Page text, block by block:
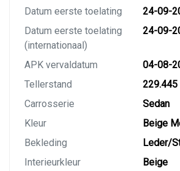
Datum eerste toelating
24-09-
Datum eerste toelating
(internationaal)
24-09-
APK vervaldatum
04-08-
Tellerstand
229.445
Carrosserie
Sedan
Kleur
Beige
Bekleding
Leder/
Interieurkleur
Beige